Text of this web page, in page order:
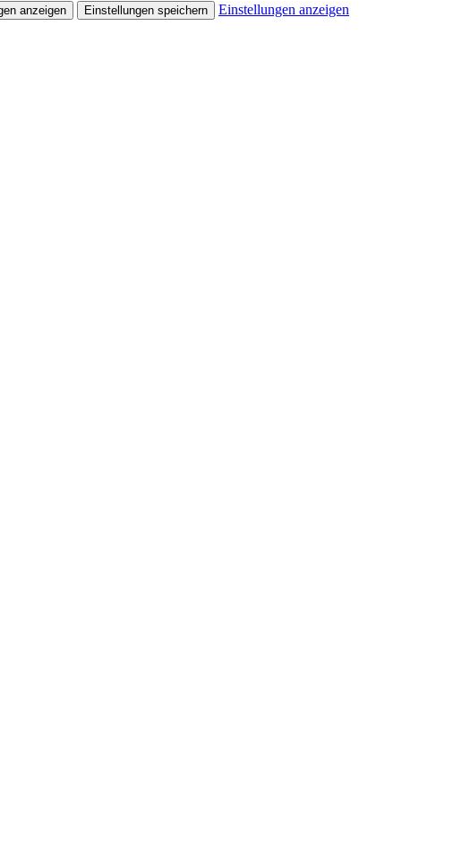
anzeigen Einstellungen speichern Einstellungen anzeigen